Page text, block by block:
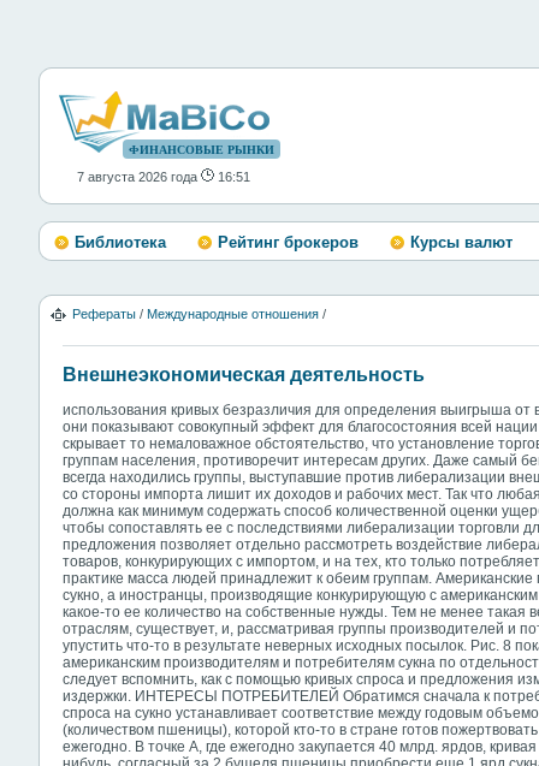
ФИНАНСОВЫЕ РЫНКИ
7 августа 2026 года 16:51
Библиотека Рейтинг брокеров Курсы валют
Рефераты / Международные отношения /
Внешнеэкономическая деятельность
использования кривых безразличия для определения выигрыша от
они показывают совокупный эффект для благосостояния всей
скрывает то немаловажное обстоятельство, что установление
группам населения, противоречит интересам других. Даже самый
всегда находились группы, выступавшие против либерализации
со стороны импорта лишит их доходов и рабочих мест. Так что
должна как минимум содержать способ количественной оценки
чтобы сопоставлять ее с последствиями либерализации торговли
предложения позволяет отдельно рассмотреть воздействие
товаров, конкурирующих с импортом, и на тех, кто только
практике масса людей принадлежит к обеим группам.
сукно, а иностранцы, производящие конкурирующую с
какое-то ее количество на собственные нужды. Тем не менее такая
отраслям, существует, и, рассматривая группы производителей и
упустить что-то в результате неверных исходных посылок. Рис. 8
американским производителям и потребителям сукна по
следует вспомнить, как с помощью кривых спроса и предложения
издержки. ИНТЕРЕСЫ ПОТРЕБИТЕЛЕЙ Обратимся сначала к
спроса на сукно устанавливает соответствие между годовым
(количеством пшеницы), которой кто-то в стране готов
ежегодно. В точке А, где ежегодно закупается 40 млрд. ярдов,